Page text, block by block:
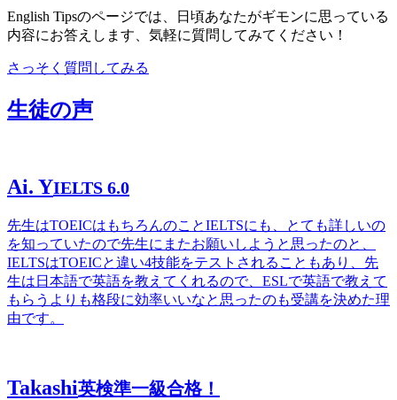
English Tipsのページでは、日頃あなたがギモンに思っている
内容にお答えします、気軽に質問してみてください！
さっそく質問してみる
生徒の声
Ai. YIELTS 6.0
先生はTOEICはもちろんのことIELTSにも、とても詳しいの
を知っていたので先生にまたお願いしようと思ったのと、
IELTSはTOEICと違い4技能をテストされることもあり、先
生は日本語で英語を教えてくれるので、ESLで英語で教えて
もらうよりも格段に効率いいなと思ったのも受講を決めた理
由です。
Takashi英検準一級合格！